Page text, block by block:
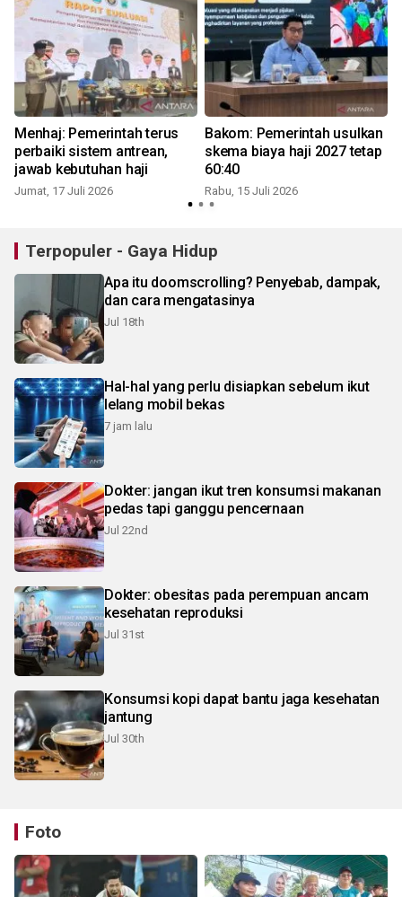
Menhaj: Pemerintah terus
perbaiki sistem antrean,
jawab kebutuhan haji
Jumat, 17 Juli 2026
Bakom: Pemerintah usulkan
skema biaya haji 2027 tetap
60:40
Rabu, 15 Juli 2026
Terpopuler - Gaya Hidup
Apa itu doomscrolling? Penyebab, dampak,
dan cara mengatasinya
Jul 18th
Hal-hal yang perlu disiapkan sebelum ikut
lelang mobil bekas
7 jam lalu
Dokter: jangan ikut tren konsumsi makanan
pedas tapi ganggu pencernaan
Jul 22nd
Dokter: obesitas pada perempuan ancam
kesehatan reproduksi
Jul 31st
Konsumsi kopi dapat bantu jaga kesehatan
jantung
Jul 30th
Foto